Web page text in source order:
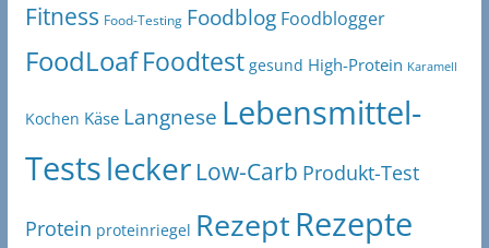
Fitness Food-Testing Foodblog Foodblogger
FoodLoaf Foodtest gesund High-Protein Karamell
Kochen Käse Langnese Lebensmittel-
Testslecker Low-Carb Produkt-Test
Protein proteinriegel RezeptRezepte